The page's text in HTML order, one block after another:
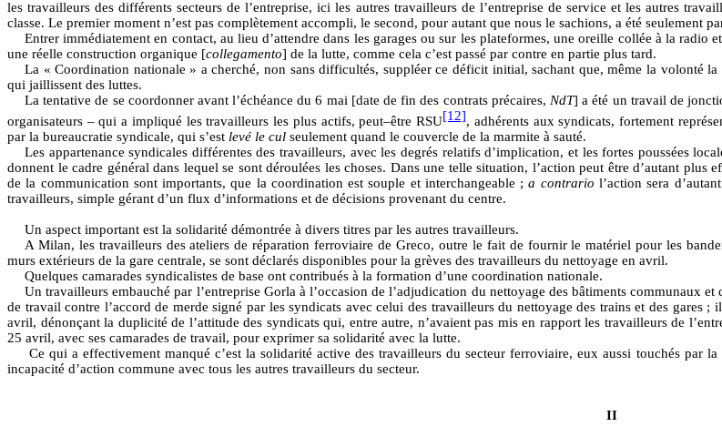
les travailleurs des différents secteurs de l’entreprise, ici les autres travailleurs de l’entreprise de service et les autres
classe. Le premier moment n’est pas complètement accompli, le second, pour autant que nous le sachions, a été seulement
Entrer immédiatement en contact, au lieu d’attendre dans les garages ou sur les plateformes, une oreille collée à la
une réelle construction organique [collegamento] de la lutte, comme cela c’est passé par contre en partie plus tard.
La « Coordination nationale » a cherché, non sans difficultés, suppléer ce déficit initial, sachant que, même la volonté
qui jaillissent des luttes.
La tentative de se coordonner avant l’échéance du 6 mai [date de fin des contrats précaires,NdT] a été un travail de
organisateurs – qui a impliqué les travailleurs les plus actifs, peut–être RSU[12], adhérents aux syndicats, fortement
par la bureaucratie syndicale, qui s’est levé le cul seulement quand le couvercle de la marmite à sauté.
Les appartenance syndicales différentes des travailleurs, avec les degrés relatifs d’implication, et les fortes poussées
donnent le cadre général dans lequel se sont déroulées les choses. Dans une telle situation, l’action peut être d’autant
de la communication sont importants, que la coordination est souple et interchangeable ;a contrario l’action sera
travailleurs, simple gérant d’un flux d’informations et de décisions provenant du centre.
Un aspect important est la solidarité démontrée à divers titres par les autres travailleurs.
A Milan, les travailleurs des ateliers de réparation ferroviaire de Greco, outre le fait de fournir le matériel pour les
murs extérieurs de la gare centrale, se sont déclarés disponibles pour la grèves des travailleurs du nettoyage en avril.
Quelques camarades syndicalistes de base ont contribués à la formation d’une coordination nationale.
Un travailleurs embauché par l’entreprise Gorla à l’occasion de l’adjudication du nettoyage des bâtiments communaux
de travail contre l’accord de merde signé par les syndicats avec celui des travailleurs du nettoyage des trains et des gares
avril, dénonçant la duplicité de l’attitude des syndicats qui, entre autre, n’avaient pas mis en rapport les travailleurs de
25 avril, avec ses camarades de travail, pour exprimer sa solidarité avec la lutte.
Ce qui a effectivement manqué c’est la solidarité active des travailleurs du secteur ferroviaire, eux aussi touchés par
incapacité d’action commune avec tous les autres travailleurs du secteur.
II